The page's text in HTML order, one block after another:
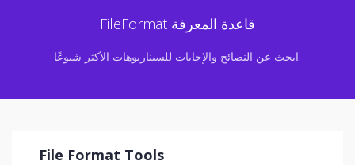
FileFormat قاعدة المعرفة
ابحث عن النصائح والإجابات للسيناريوهات الأكثر شيوعًا.
File Format Tools